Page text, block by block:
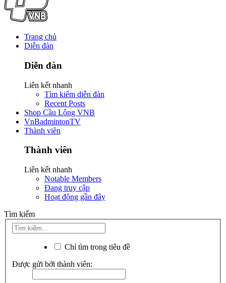
Trang chủ
Diễn đàn
Diễn đàn
Liên kết nhanh
Tìm kiếm diễn đàn
Recent Posts
Shop Cầu Lông VNB
VnBadmintonTV
Thành viên
Thành viên
Liên kết nhanh
Notable Members
Đang truy cập
Hoạt động gần đây
Tìm kiếm
Chỉ tìm trong tiêu đề
Được gửi bởi thành viên: